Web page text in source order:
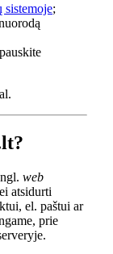
sistemoje;
web
atsidurti
el. paštui ar
prie